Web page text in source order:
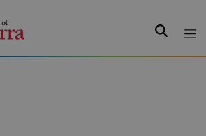
Search